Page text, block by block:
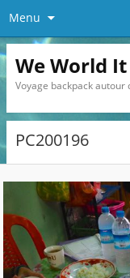
Menu
We World It
Voyage backpack
PC200196